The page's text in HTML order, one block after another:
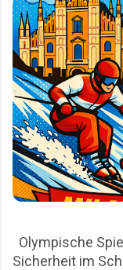
Olympische
Sicherheit im